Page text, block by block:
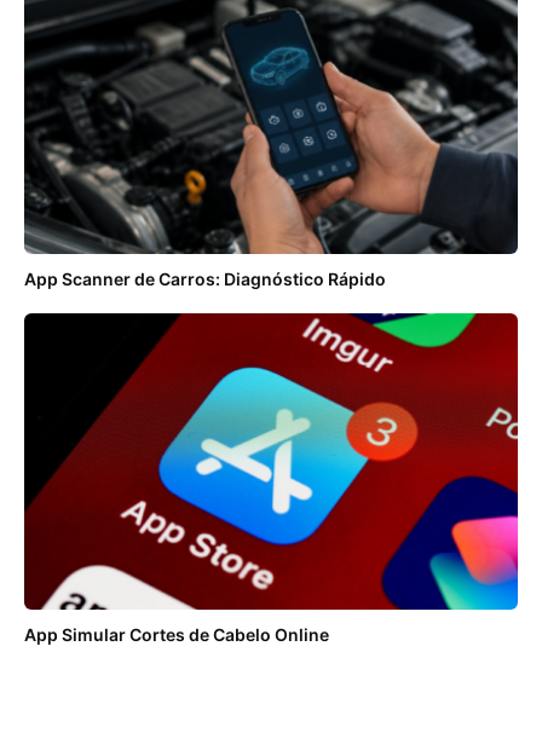
App Scanner de Carros: Diagnóstico Rápido
App Simular Cortes de Cabelo Online